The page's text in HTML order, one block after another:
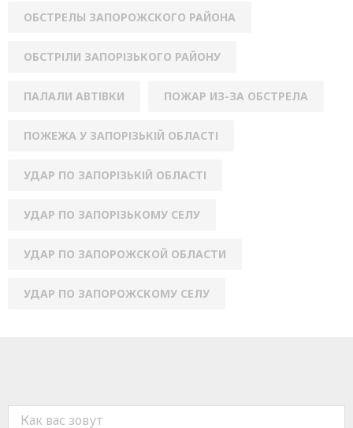
ОБСТРЕЛЫ ЗАПОРОЖСКОГО РАЙОНА
ОБСТРІЛИ ЗАПОРІЗЬКОГО РАЙОНУ
ПАЛАЛИ АВТІВКИ ПОЖАР ИЗ-ЗА ОБСТРЕЛА
ПОЖЕЖА У ЗАПОРІЗЬКІЙ ОБЛАСТІ
УДАР ПО ЗАПОРІЗЬКІЙ ОБЛАСТІ
УДАР ПО ЗАПОРІЗЬКОМУ СЕЛУ
УДАР ПО ЗАПОРОЖСКОЙ ОБЛАСТИ
УДАР ПО ЗАПОРОЖСКОМУ СЕЛУ